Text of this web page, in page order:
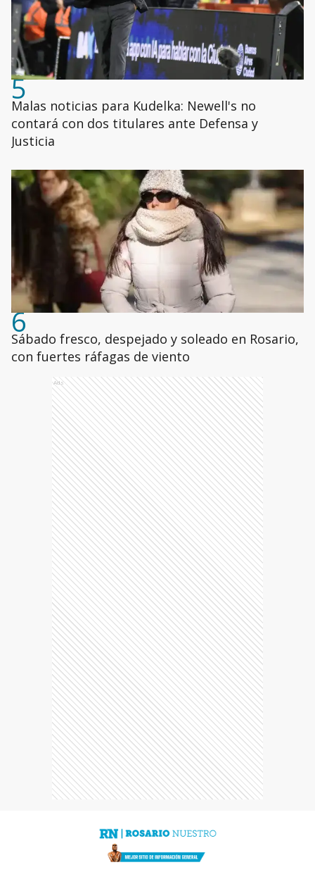
5
Malas noticias para Kudelka: Newell's no
contará con dos titulares ante Defensa y
Justicia
6
Sábado fresco, despejado y soleado en Rosario,
con fuertes ráfagas de viento
Ads